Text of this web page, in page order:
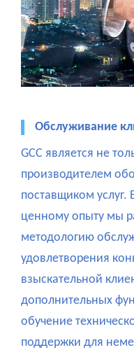
Обслуживание
GCC является не
производителем
поставщиком услуг.
ценному опыту мы
методологию
удовлетворения
взыскательной
дополнительных
обучение
поддержки для